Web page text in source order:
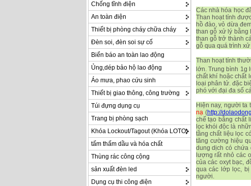
Chống tĩnh điện
An toàn điện
Thiết bị phòng cháy chữa cháy
Đèn soi, đèn soi sự cố
Biển báo an toàn lao động
Ủng,dép bảo hộ lao động
Áo mưa, phao cứu sinh
Thiết bị giao thông, công trường
Túi đựng dụng cụ
Trang bị phòng sạch
Khóa Lockout/Tagout (Khóa LOTO)
tấm thấm dầu và hóa chất
Thùng rác công cộng
sản xuất đèn led
Dụng cụ thi công điện
Các nhà hóa học
Than hoạt tính
hồ đào, vỏ dừa
than gỗ xử lý bằng
than gỗ trở thành
gỗ qua quá trình
Than hoạt tính
lớn. Trung bình 1g
chất khí hoặc chất
loại phân tử. đặc
phó với đại đa số
Hiện nay, người ta
nạ (http://
chế tạo bằng chất
lọc khói độc là
tầng chất liệu lọc
tăng cường hiệu
dung dịch có chứa
lượng rất nhỏ các
của các oxyt bạc,
qua các lớp lọc,
người.